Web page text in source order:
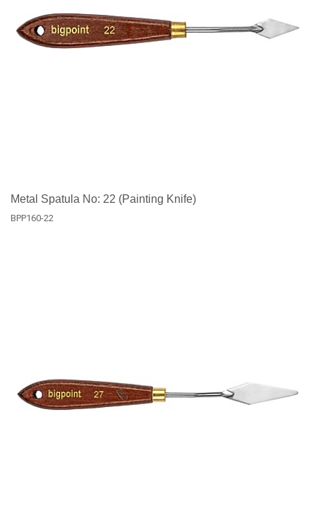
Metal Spatula No: 22 (Painting Knife)
BPP160-22